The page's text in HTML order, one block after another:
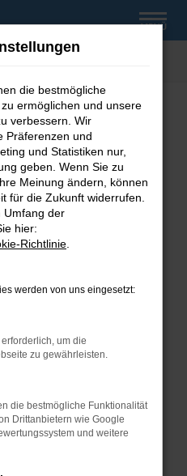
MENÜ
Error
aufgetreten.
dir helfen können:
und deine
zum Beispiel deine
Seiten
die Seite in einem
vorübergehende
die bestmögliche
ermöglichen und unsere
verbessern. Wir
Präferenzen und
und Statistiken nur,
geben. Wenn Sie zu
Meinung ändern, können
für die Zukunft widerrufen.
Umfang der
hier:
Richtlinie
werden von uns eingesetzt:
um die
zu gewährleisten.
die bestmögliche Funktionalität
Drittanbietern wie Google
und weitere